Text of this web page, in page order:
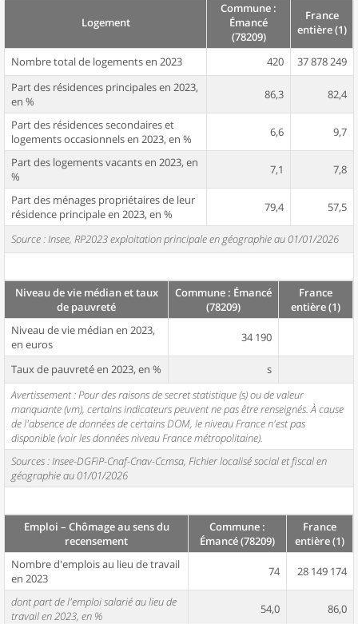
Logement
Commune :
Émancé
(78209)
France
entière (1)
Nombre total de logements en 2023 420
37 878 249
Part des résidences principales en 2023,
en %
86,3 82,4
Part des résidences secondaires et
logements occasionnels en 2023, en %
6,6 9,7
Part des logements vacants en 2023, en
%
7,1 7,8
Part des ménages propriétaires de leur
résidence principale en 2023, en %
79,4 57,5
Source : Insee, RP2023 exploitation principale en géographie au 01/01/2026
Niveau de vie médian et taux
de pauvreté
Commune : Émancé
(78209)
France
entière (1)
Niveau de vie médian en 2023,
en euros
34 190
Taux de pauvreté en 2023, en %
s
Avertissement : Pour des raisons de secret statistique (s) ou de valeur
manquante (vm), certains indicateurs peuvent ne pas être renseignés. À cause
de l'absence de données de certains DOM, le niveau France n'est pas
disponible (voir les données niveau France métropolitaine).
Sources : Insee-DGFiP-Cnaf-Cnav-Ccmsa, Fichier localisé social et fiscal en
géographie au 01/01/2026
Emploi – Chômage au sens du
recensement
Commune :
Émancé (78209)
France
entière (1)
Nombre d'emplois au lieu de travail
en 2023
74 28 149 174
dont part de l'emploi salarié au lieu de
travail en 2023, en %
54,0 86,0